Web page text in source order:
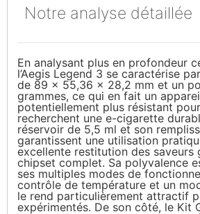
Notre analyse détaillée
En analysant plus en profondeur
l’Aegis Legend 3 se caractérise
de 89 x 55,36 x 28,2 mm et un
grammes, ce qui en fait un
potentiellement plus résistant
recherchent une e-cigarette
réservoir de 5,5 ml et son
garantissent une utilisation
excellente restitution des saveurs
chipset complet. Sa polyvalence
ses multiples modes de
contrôle de température et un
le rend particulièrement attractif
expérimentés. De son côté, le Kit